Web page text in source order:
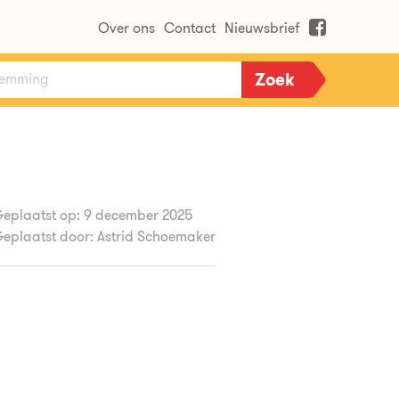
Over ons Contact Nieuwsbrief
op: 9 december 2025
door: Astrid Schoemaker